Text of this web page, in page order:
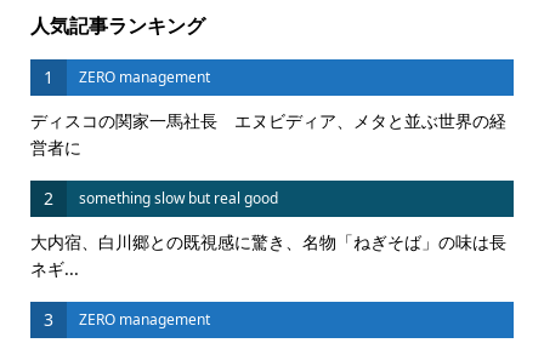
人気記事ランキング
1 ZERO management
ディスコの関家一馬社長 エヌビディア、メタと並ぶ世界の経
営者に
2 something slow but real good
大内宿、白川郷との既視感に驚き、名物「ねぎそば」の味は長
ネギ...
3 ZERO management